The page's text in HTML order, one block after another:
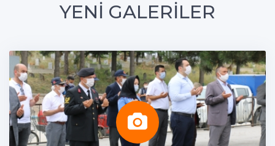
YENİ GALERİLER